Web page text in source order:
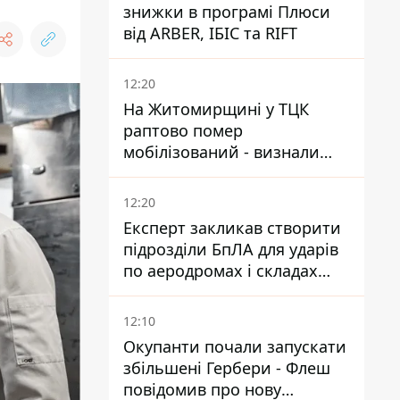
знижки в програмі Плюси
від ARBER, ІБІС та RIFT
12:20
На Житомирщині у ТЦК
раптово помер
мобілізований - визнали
придатним і одразу ж
зупинилося серце
12:20
Експерт закликав створити
підрозділи БпЛА для ударів
по аеродромах і складах
КАБів ворога
12:10
Окупанти почали запускати
збільшені Гербери - Флеш
повідомив про нову